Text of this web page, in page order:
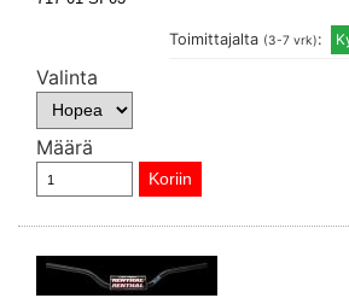
Toimittajalta (3-7 vrk):
Valinta
Määrä